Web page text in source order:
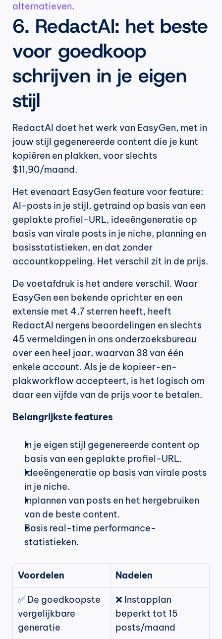
alternatieven.
6. RedactAI: het beste
voor goedkoop
schrijven in je eigen
stijl
RedactAI doet het werk van EasyGen, met in
jouw stijl gegenereerde content die je kunt
kopiëren en plakken, voor slechts
$11,90/maand.
Het evenaart EasyGen feature voor feature:
AI-posts in je stijl, getraind op basis van een
geplakte profiel-URL, ideeëngeneratie op
basis van virale posts in je niche, planning en
basisstatistieken, en dat zonder
accountkoppeling. Het verschil zit in de prijs.
De voetafdruk is het andere verschil. Waar
EasyGen een bekende oprichter en een
extensie met 4,7 sterren heeft, heeft
RedactAI nergens beoordelingen en slechts
45 vermeldingen in ons onderzoeksbureau
over een heel jaar, waarvan 38 van één
enkele account. Als je de kopieer-en-
plakworkflow accepteert, is het logisch om
daar een vijfde van de prijs voor te betalen.
Belangrijkste features
In je eigen stijl gegenereerde content op
basis van een geplakte profiel-URL.
Ideeëngeneratie op basis van virale posts
in je niche.
Inplannen van posts en het hergebruiken
van de beste content.
Basis real-time performance-
statistieken.
Voordelen Nadelen
✅ De goedkoopste
vergelijkbare
generatie
❌ Instapplan
beperkt tot 15
posts/maand